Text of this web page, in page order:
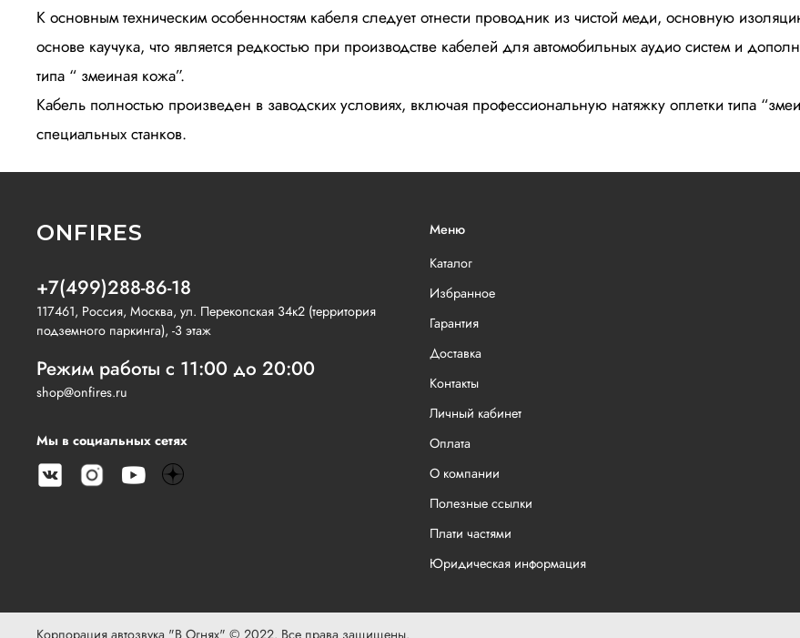
К основным техническим особенностям кабеля следует отнести проводник из чистой меди, основную
основе каучука, что является редкостью при производстве кабелей для автомобильных аудио систем и
типа “ змеиная кожа”.
Кабель полностью произведен в заводских условиях, включая профессиональную натяжку оплетки типа
специальных станков.
Меню
Каталог
Избранное
Гарантия
Доставка
Контакты
Личный кабинет
Оплата
О компании
Полезные ссылки
Плати частями
Юридическая информация
ONFIRES
+7(499)288-86-18
117461, Россия, Москва, ул. Перекопская 34к2 (территория
подземного паркинга), -3 этаж
Режим работы с 11:00 до 20:00
shop@onfires.ru
Мы в социальных сетях
Корпорация автозвука "В Огнях" © 2022. Все права защищены.